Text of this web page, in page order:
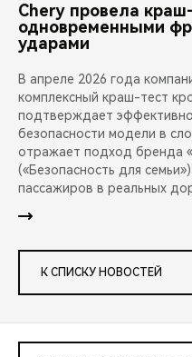
Chery провела
одновременными
ударами
В апреле 2026 года
комплексный краш-тест
подтверждает
безопасности модели в
отражает подход бренда
(«Безопасность для
пассажиров в реальных
К СПИСКУ НОВОСТЕЙ